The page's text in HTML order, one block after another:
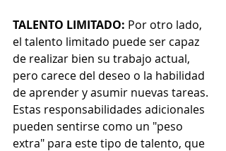
TALENTO LIMITADO: Por otro lado,
el talento limitado puede ser capaz
de realizar bien su trabajo actual,
pero carece del deseo o la habilidad
de aprender y asumir nuevas tareas.
Estas responsabilidades adicionales
pueden sentirse como un "peso
extra" para este tipo de talento, que